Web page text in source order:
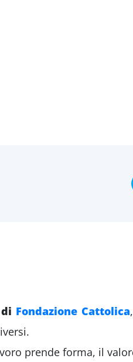
Fondazione Cattolica
prende forma, il